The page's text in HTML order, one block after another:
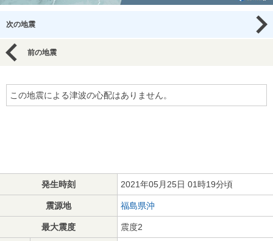
次の地震
前の地震
この地震による津波の心配はありません。
発生時刻 2021年05月25日 01時19分頃
震源地 福島県沖
最大震度 震度2